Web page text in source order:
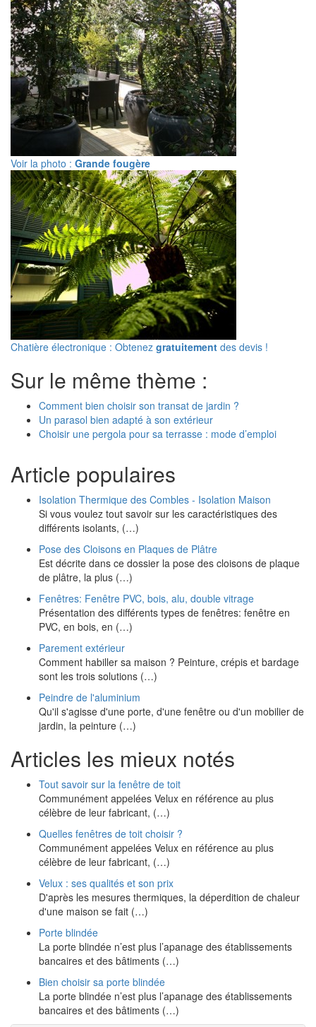
Voir la photo : Grande fougère
Chatière électronique : Obtenez gratuitement des devis !
Sur le même thème :
Comment bien choisir son transat de jardin ?
Un parasol bien adapté à son extérieur
Choisir une pergola pour sa terrasse : mode d’emploi
Article populaires
Isolation Thermique des Combles - Isolation Maison
Si vous voulez tout savoir sur les caractéristiques des
différents isolants, (…)
Pose des Cloisons en Plaques de Plâtre
Est décrite dans ce dossier la pose des cloisons de plaque
de plâtre, la plus (…)
Fenêtres: Fenêtre PVC, bois, alu, double vitrage
Présentation des différents types de fenêtres: fenêtre en
PVC, en bois, en (…)
Parement extérieur
Comment habiller sa maison ? Peinture, crépis et bardage
sont les trois solutions (…)
Peindre de l'aluminium
Qu'il s'agisse d'une porte, d'une fenêtre ou d'un mobilier de
jardin, la peinture (…)
Articles les mieux notés
Tout savoir sur la fenêtre de toit
Communément appelées Velux en référence au plus
célèbre de leur fabricant, (…)
Quelles fenêtres de toit choisir ?
Communément appelées Velux en référence au plus
célèbre de leur fabricant, (…)
Velux : ses qualités et son prix
D'après les mesures thermiques, la déperdition de chaleur
d'une maison se fait (…)
Porte blindée
La porte blindée n’est plus l’apanage des établissements
bancaires et des bâtiments (…)
Bien choisir sa porte blindée
La porte blindée n’est plus l’apanage des établissements
bancaires et des bâtiments (…)